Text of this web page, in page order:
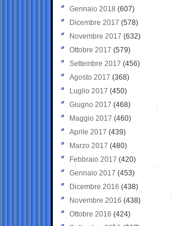
Gennaio 2018 (607)
Dicembre 2017 (578)
Novembre 2017 (632)
Ottobre 2017 (579)
Settembre 2017 (456)
Agosto 2017 (368)
Luglio 2017 (450)
Giugno 2017 (468)
Maggio 2017 (460)
Aprile 2017 (439)
Marzo 2017 (480)
Febbraio 2017 (420)
Gennaio 2017 (453)
Dicembre 2016 (438)
Novembre 2016 (438)
Ottobre 2016 (424)